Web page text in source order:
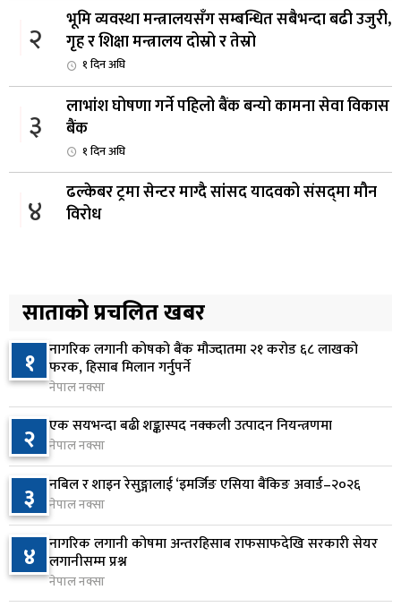
२
भूमि व्यवस्था मन्त्रालयसँग सम्बन्धित सबैभन्दा बढी उजुरी,
गृह र शिक्षा मन्त्रालय दोस्रो र तेस्रो
१ दिन अघि
३
लाभांश घोषणा गर्ने पहिलो बैंक बन्यो कामना सेवा विकास
बैंक
१ दिन अघि
४
ढल्केबर ट्रमा सेन्टर माग्दै सांसद यादवको संसद्‌मा मौन
विरोध
५
बजेट शेखरद्धारा लिन अस्वीकार
१ दिन अघि
६
रूकुम पश्चिममा प्रहरीको गाडीले मोटरसाइकललाई
ठक्कर दिँदा किशोरको मृत्यु
१ दिन अघि
७
प्रतिनिधिसभा बैठक बस्दै , पाँच विधेयक र प्रतिवेदन
प्रस्तुत हुने
१ दिन अघि
८
आज बस्ने भनिएको राष्ट्रिय सभाको बैठक बुधबारका लागि
सर्‍यो
१ दिन अघि
साताको प्रचलित खबर
१ नागरिक लगानी कोषको बैंक मौज्दातमा २१ करोड ६८ लाखको
फरक, हिसाब मिलान गर्नुपर्ने
नेपाल नक्सा
२ एक सयभन्दा बढी शङ्कास्पद नक्कली उत्पादन नियन्त्रणमा
नेपाल नक्सा
३ नबिल र शाइन रेसुङ्गालाई ‘इमर्जिङ एसिया बैंकिङ अवार्ड–२०२६
नेपाल नक्सा
४ नागरिक लगानी कोषमा अन्तरहिसाब राफसाफदेखि सरकारी सेयर
लगानीसम्म प्रश्न
नेपाल नक्सा